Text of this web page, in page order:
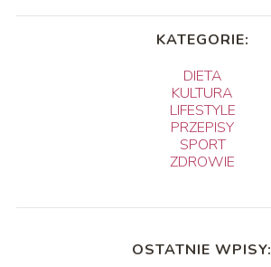
KATEGORIE:
DIETA
KULTURA
LIFESTYLE
PRZEPISY
SPORT
ZDROWIE
OSTATNIE WPISY: